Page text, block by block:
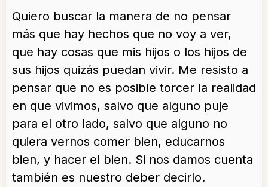
Quiero buscar la manera de no pensar
más que hay hechos que no voy a ver,
que hay cosas que mis hijos o los hijos de
sus hijos quizás puedan vivir. Me resisto a
pensar que no es posible torcer la realidad
en que vivimos, salvo que alguno puje
para el otro lado, salvo que alguno no
quiera vernos comer bien, educarnos
bien, y hacer el bien. Si nos damos cuenta
también es nuestro deber decirlo.